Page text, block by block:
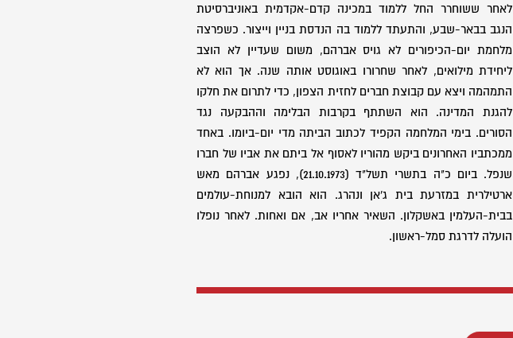
לאחר ששוחרר החל ללמוד במכינה קדם-אקדמית באוניברסיטת
הנגב בבאר-שבע, והתעתד ללמוד בה הנדסת בניין וייצור. כשפרצה
מלחמת יום-הכיפורים לא גויס אברהם, משום שעדיין לא הוצב
ליחידת מילואים, לאחר שחרורו באוגוסט אותה שנה. אך הוא לא
התמהמה ויצא עם קבוצת חברים לחזית הצפון, כדי לתרום את חלקו
להגנת המדינה. הוא השתתף בקרבות הבלימה וההבקעה נגד
הסורים. בימי המלחמה הקפיד לכתוב הביתה מדי יום-ביומו. באחד
ממכתביו האחרונים ביקש מהוריו לאסוף אל ביתם את אביו של חברו
שנפל. ביום כ"ה בתשרי תשל"ד (21.10.1973), נפגע אברהם מאש
ארטילרית במזרעת בית ג'אן ונהרג. הוא הובא למנוחת-עולמים
בבית-העלמין באשקלון. השאיר אחריו אב, אם ואחות. לאחר נופלו
הועלה לדרגת סמל-ראשון.